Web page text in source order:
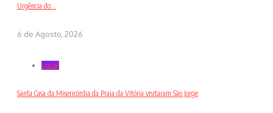
Urgência do...
6 de Agosto, 2026
Local
Santa Casa da Misericórdia da Praia da Vitória visitaram São Jorge